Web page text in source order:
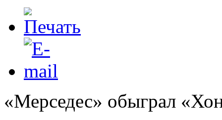
«Мерседес» обыграл